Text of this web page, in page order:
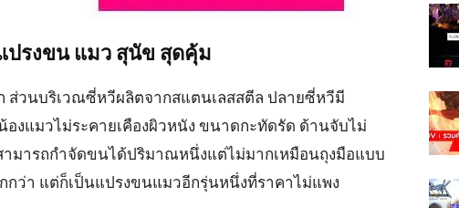
ปรงขน แมว สุนัข สุดคุ้ม
ส่วนบริเวณซี่หวีผลิตจากสแตนเลสสตีล ปลายซี่หวีมี
งแมวไม่ระคายเคืองผิวหนัง ขนาดกะทัดรัด ด้านจับไม่
ามารถกำจัดขนได้ปริมาณหนึ่งแต่ไม่มากเหมือนถุงมือแบบ
ว่า แต่ก็เป็นแปรงขนแมวอีกรุ่นหนึ่งที่ราคาไม่แพง